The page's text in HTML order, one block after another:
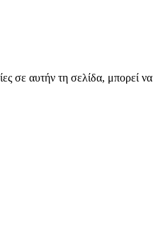
σε αυτήν τη σελίδα, μπορεί να